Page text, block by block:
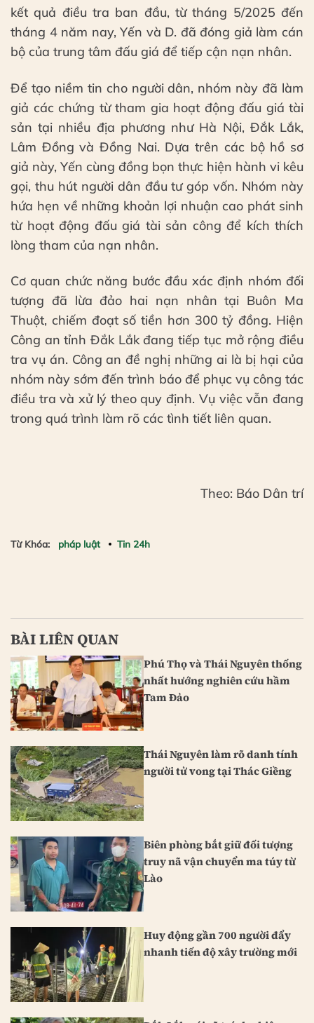
kết quả điều tra ban đầu, từ tháng 5/2025 đến
tháng 4 năm nay, Yến và D. đã đóng giả làm cán
bộ của trung tâm đấu giá để tiếp cận nạn nhân.
Để tạo niềm tin cho người dân, nhóm này đã làm
giả các chứng từ tham gia hoạt động đấu giá tài
sản tại nhiều địa phương như Hà Nội, Đắk Lắk,
Lâm Đồng và Đồng Nai. Dựa trên các bộ hồ sơ
giả này, Yến cùng đồng bọn thực hiện hành vi kêu
gọi, thu hút người dân đầu tư góp vốn. Nhóm này
hứa hẹn về những khoản lợi nhuận cao phát sinh
từ hoạt động đấu giá tài sản công để kích thích
lòng tham của nạn nhân.
Cơ quan chức năng bước đầu xác định nhóm đối
tượng đã lừa đảo hai nạn nhân tại Buôn Ma
Thuột, chiếm đoạt số tiền hơn 300 tỷ đồng. Hiện
Công an tỉnh Đắk Lắk đang tiếp tục mở rộng điều
tra vụ án. Công an đề nghị những ai là bị hại của
nhóm này sớm đến trình báo để phục vụ công tác
điều tra và xử lý theo quy định. Vụ việc vẫn đang
trong quá trình làm rõ các tình tiết liên quan.
Theo: Báo Dân trí
Từ Khóa: pháp luật Tin 24h
BÀI LIÊN QUAN
Phú Thọ và Thái Nguyên thống
nhất hướng nghiên cứu hầm
Tam Đảo
Thái Nguyên làm rõ danh tính
người tử vong tại Thác Giềng
Biên phòng bắt giữ đối tượng
truy nã vận chuyển ma túy từ
Lào
Huy động gần 700 người đẩy
nhanh tiến độ xây trường mới